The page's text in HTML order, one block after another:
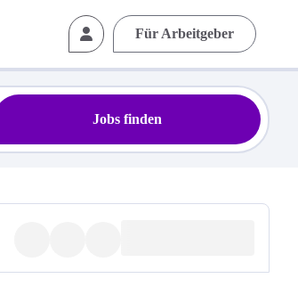
Für Arbeitgeber
Jobs finden